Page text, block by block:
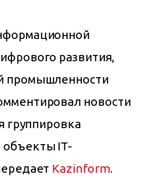
развития,
промышленности
новости
группировка
объекты IT-
Kazinform.